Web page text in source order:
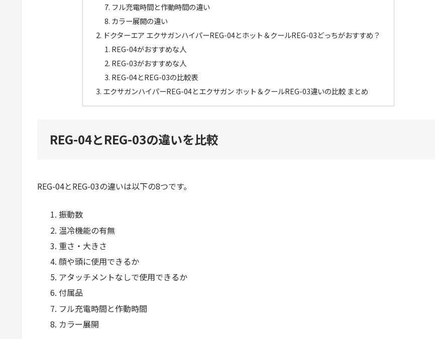
フル充電時間と作動時間の違い
カラー展開の違い
ドクターエア エクサガンハイパーREG-04とホット＆クールREG-03どっちがおすすめ？
REG-04がおすすめな人
REG-03がおすすめな人
REG-04とREG-03の比較表
エクサガンハイパーREG-04とエクサガン ホット＆クールREG-03違いの比較 まとめ
REG-04とREG-03の違いを比較
REG-04とREG-03の違いは以下の8つです。
振動数
温冷機能の有無
重さ・大きさ
顔や頭に使用できるか
アタッチメントなしで使用できるか
付属品
フル充電時間と作動時間
カラー展開